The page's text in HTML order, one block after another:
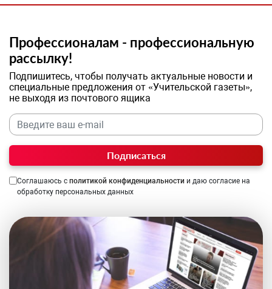
Профессионалам - профессиональную
рассылку!
Подпишитесь, чтобы получать актуальные новости и
специальные предложения от «Учительской газеты»,
не выходя из почтового ящика
Подписаться
Соглашаюсь с политикой конфиденциальности и даю согласие на
обработку персональных данных